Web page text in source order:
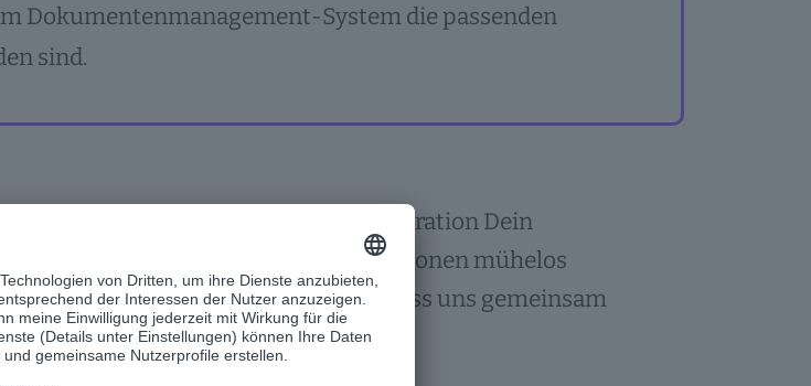
Dokumentenmanagement-System die passenden
sind.
wie Retrieval Augmented Generation Dein
kann, indem sie wichtige Informationen mühelos
dann, wenn Du sie brauchst! Also, lass uns gemeinsam
aufbauen.